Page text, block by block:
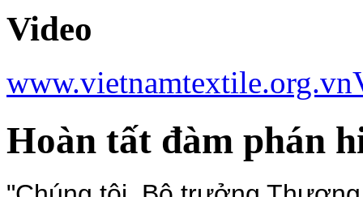
Video
www.vietnamtextile.org.vn
Hoàn tất đàm phán